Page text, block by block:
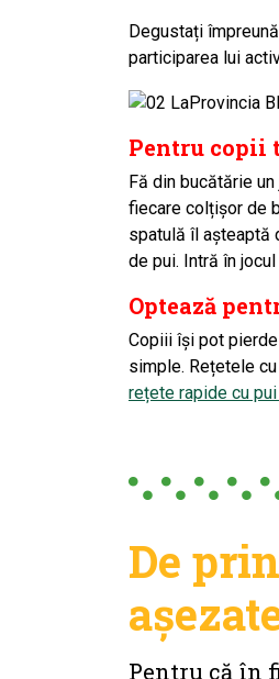
Degustați
participarea lui
Pentru copii
Fă din bucătărie
fiecare colțișor de
spatulă îl așteaptă
de pui. Intră în
Optează
Copiii își pot
simple. Rețetele
rețete rapide cu pui
De
Pentru că în